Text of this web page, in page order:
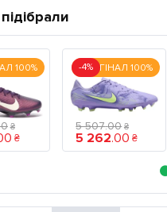
100%
₴
₴
ОРИГІНАЛ 100%
-4%
5 507.00 ₴
5 262.00 ₴